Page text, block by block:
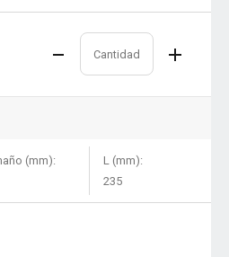
(mm):
L (mm):
235